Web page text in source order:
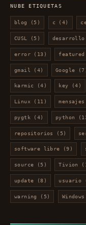
NUBE ETIQUETAS
blog (5) c (4)
CUSL (5) desarrollo
error(13) featured
gmail (4) Google
karmic (4) key (4)
Linux (11) mensajes
pygtk (4) python
repositorios (5)
software libre (9)
source (5) Tivion
update (8) usuario
warning (5) Windows